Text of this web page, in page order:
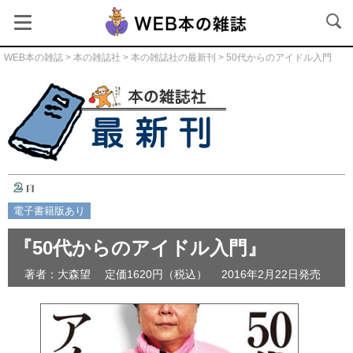
WEB本の雑誌 > 本の雑誌社 > 本の雑誌社の最新刊 > 50代からのアイドル入門
本の雑誌社の最新刊
電子書籍版あり
『50代からのアイドル入門』
著者：大森望 定価1620円（税込） 2016年2月22日発売